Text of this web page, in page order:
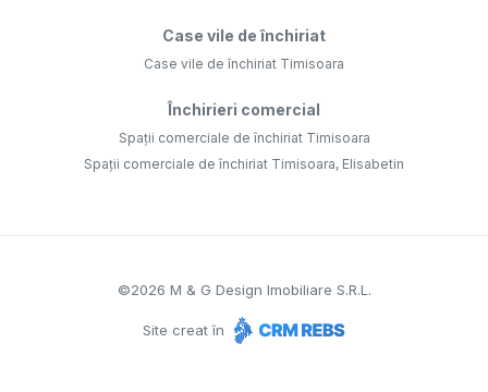
Case vile de închiriat
Case vile de închiriat Timisoara
Închirieri comercial
Spații comerciale de închiriat Timisoara
Spații comerciale de închiriat Timisoara, Elisabetin
©2026 M & G Design Imobiliare S.R.L.
Site creat în